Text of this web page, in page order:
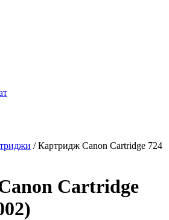
/ Картридж Canon Cartridge 724
Cartridge